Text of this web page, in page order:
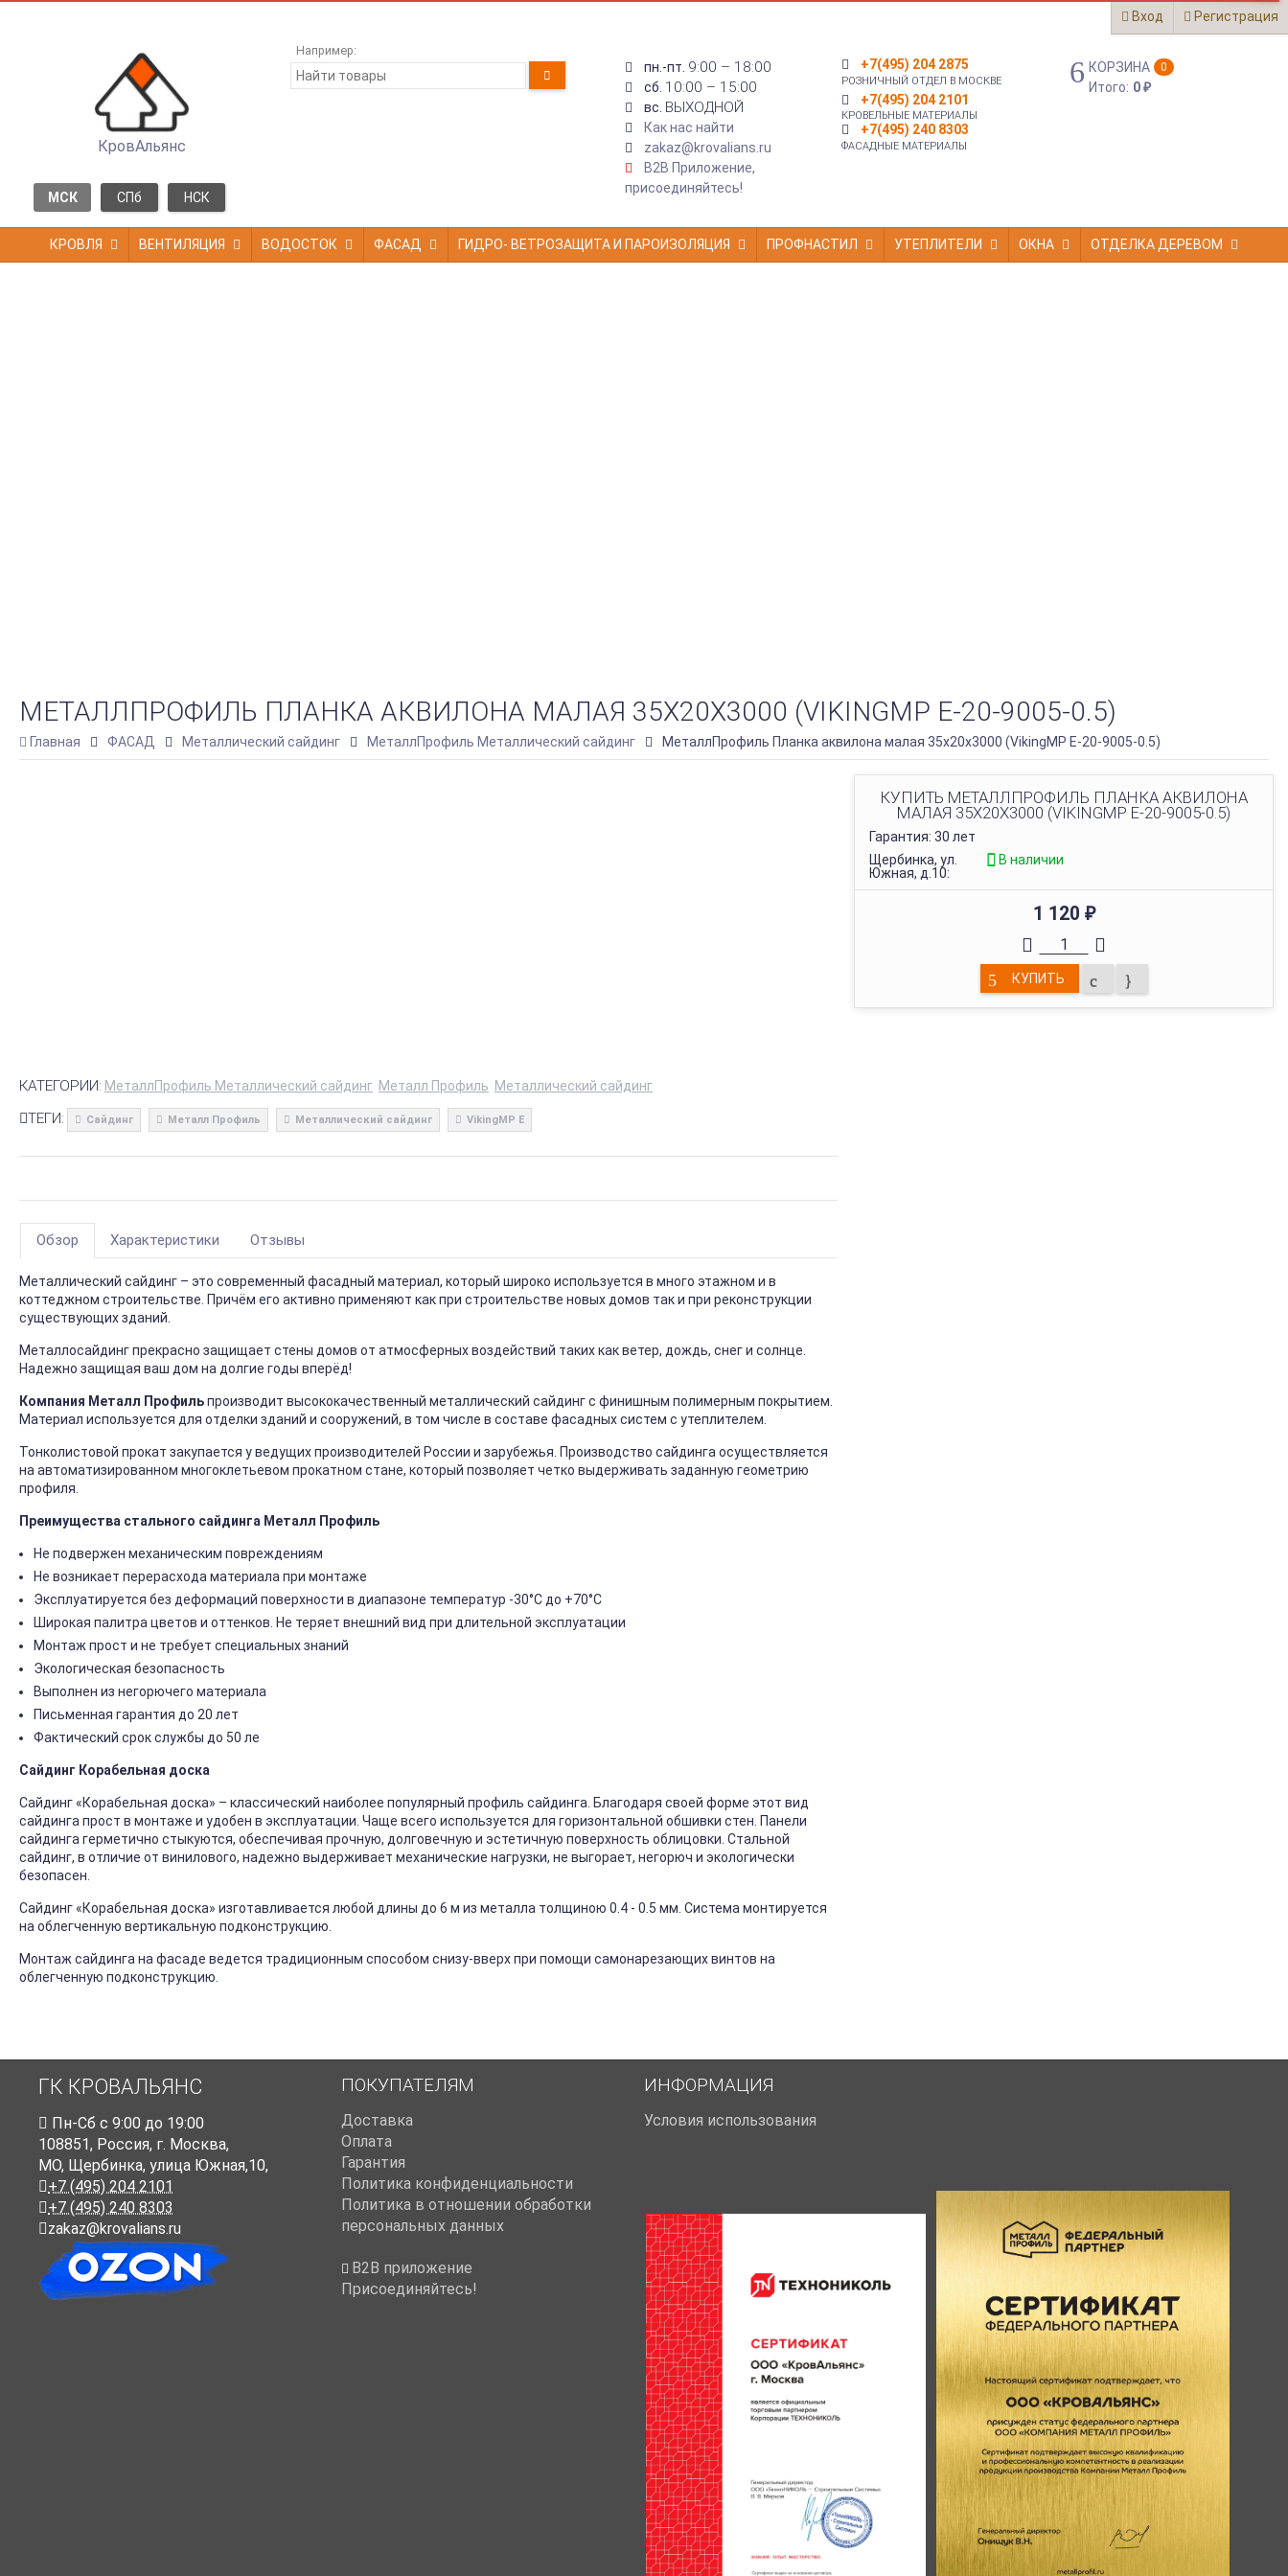
Вход Регистрация
КровАльянс
МСК СПб НСК
Например:
пн.-пт. 9:00 – 18:00
сб. 10:00 – 15:00
вс. ВЫХОДНОЙ
Как нас найти
zakaz@krovalians.ru
B2B Приложение,
присоединяйтесь!
+7(495) 204 2875
РОЗНИЧНЫЙ ОТДЕЛ В МОСКВЕ
+7(495) 204 2101
КРОВЕЛЬНЫЕ МАТЕРИАЛЫ
+7(495) 240 8303
ФАСАДНЫЕ МАТЕРИАЛЫ
КОРЗИНА 0
Итого: 0₽
КРОВЛЯ ВЕНТИЛЯЦИЯ ВОДОСТОК ФАСАД ГИДРО- ВЕТРОЗАЩИТА И ПАРОИЗОЛЯЦИЯ ПРОФНАСТИЛ УТЕПЛИТЕЛИ ОКНА ОТДЕЛКА ДЕРЕВОМ
МЕТАЛЛПРОФИЛЬ ПЛАНКА АКВИЛОНА МАЛАЯ 35Х20Х3000 (VIKINGMP E-20-9005-0.5)
Главная ФАСАД Металлический сайдинг МеталлПрофиль Металлический сайдинг МеталлПрофиль Планка аквилона малая 35х20х3000 (VikingMP E-20-9005-0.5)
КУПИТЬ МЕТАЛЛПРОФИЛЬ ПЛАНКА АКВИЛОНА
МАЛАЯ 35Х20Х3000 (VIKINGMP E-20-9005-0.5)
Гарантия: 30 лет
Щербинка, ул.
Южная, д.10:
В наличии
1 120 ₽
КУПИТЬ
КАТЕГОРИИ: МеталлПрофиль Металлический сайдинг Металл Профиль Металлический сайдинг
ТЕГИ: Сайдинг Металл Профиль Металлический сайдинг VikingMP E
Обзор Характеристики Отзывы
Металлический сайдинг – это современный фасадный материал, который широко используется в много этажном и в
коттеджном строительстве. Причём его активно применяют как при строительстве новых домов так и при реконструкции
существующих зданий.
Металлосайдинг прекрасно защищает стены домов от атмосферных воздействий таких как ветер, дождь, снег и солнце.
Надежно защищая ваш дом на долгие годы вперёд!
Компания Металл Профильпроизводит высококачественный металлический сайдинг с финишным полимерным покрытием.
Материал используется для отделки зданий и сооружений, в том числе в составе фасадных систем с утеплителем.
Тонколистовой прокат закупается у ведущих производителей России и зарубежья. Производство сайдинга осуществляется
на автоматизированном многоклетьевом прокатном стане, который позволяет четко выдерживать заданную геометрию
профиля.
Преимущества стального сайдинга Металл Профиль
Не подвержен механическим повреждениям
Не возникает перерасхода материала при монтаже
Эксплуатируется без деформаций поверхности в диапазоне температур -30°C до +70°C
Широкая палитра цветов и оттенков. Не теряет внешний вид при длительной эксплуатации
Монтаж прост и не требует специальных знаний
Экологическая безопасность
Выполнен из негорючего материала
Письменная гарантия до 20 лет
Фактический срок службы до 50 ле
Сайдинг Корабельная доска
Сайдинг «Корабельная доска» – классический наиболее популярный профиль сайдинга. Благодаря своей форме этот вид
сайдинга прост в монтаже и удобен в эксплуатации. Чаще всего используется для горизонтальной обшивки стен. Панели
сайдинга герметично стыкуются, обеспечивая прочную, долговечную и эстетичную поверхность облицовки. Стальной
сайдинг, в отличие от винилового, надежно выдерживает механические нагрузки, не выгорает, негорюч и экологически
безопасен.
Сайдинг «Корабельная доска» изготавливается любой длины до 6 м из металла толщиною 0.4 - 0.5 мм. Система монтируется
на облегченную вертикальную подконструкцию.
Монтаж сайдинга на фасаде ведется традиционным способом снизу-вверх при помощи самонарезающих винтов на
облегченную подконструкцию.
ГК КРОВАЛЬЯНС
Пн-Cб с 9:00 до 19:00
108851, Россия, г. Москва,
МО, Щербинка, улица Южная,10,
+7 (495) 204 2101
+7 (495) 240 8303
zakaz@krovalians.ru
ПОКУПАТЕЛЯМ
Доставка
Оплата
Гарантия
Политика конфиденциальности
Политика в отношении обработки
персональных данных
B2B приложение
Присоединяйтесь!
ИНФОРМАЦИЯ
Условия использования